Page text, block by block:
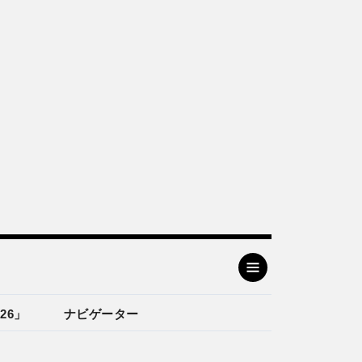
」 ナビゲーター